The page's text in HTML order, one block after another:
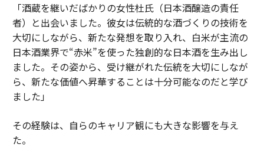
「酒蔵を継いだばかりの女性杜氏（日本酒醸造の責任
者）と出会いました。彼女は伝統的な酒づくりの技術を
大切にしながら、新たな発想を取り入れ、白米が主流の
日本酒業界で“赤米”を使った独創的な日本酒を生み出し
ました。その姿から、受け継がれた伝統を大切にしなが
ら、新たな価値へ昇華することは十分可能なのだと学び
ました」
その経験は、自らのキャリア観にも大きな影響を与え
た。